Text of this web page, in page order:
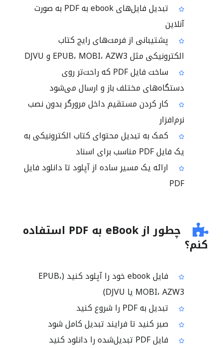
تبدیل فایل‌های ebook به PDF به صورت
آنلاین
پشتیبانی از فرمت‌های رایج کتاب
الکترونیکی مثل EPUB، MOBI، AZW3 و DJVU
ساخت فایل PDF که راحت‌تر روی
دستگاه‌های مختلف باز و ارسال می‌شود
کار کردن مستقیم داخل مرورگر بدون نصب
نرم‌افزار
کمک به تبدیل محتوای کتاب الکترونیکی به
یک فایل PDF مناسب برای اسناد
ارائه یک مسیر ساده از آپلود تا دانلود فایل
PDF
چطور از eBook به PDF استفاده
کنم؟
فایل ebook خود را آپلود کنید (EPUB،
MOBI، AZW3 یا DJVU)
تبدیل به PDF را شروع کنید
صبر کنید تا فرایند تبدیل کامل شود
فایل PDF تبدیل‌شده را دانلود کنید